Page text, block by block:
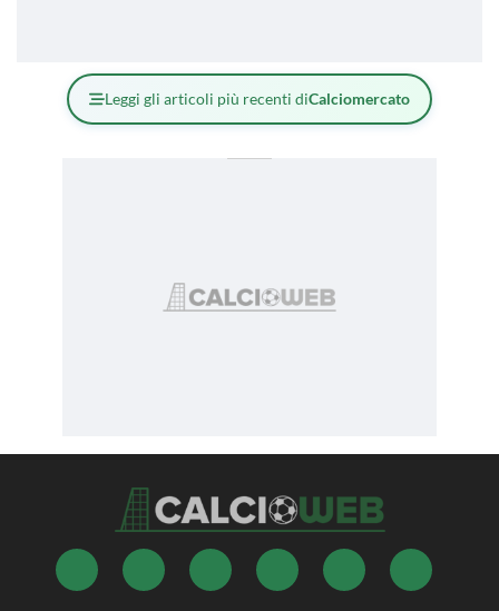
Leggi gli articoli più recenti diCalciomercato